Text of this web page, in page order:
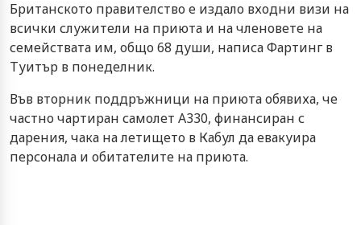
Британското правителство е издало входни визи на
всички служители на приюта и на членовете на
семействата им, общо 68 души, написа Фартинг в
Туитър в понеделник.
Във вторник поддръжници на приюта обявиха, че
частно чартиран самолет А330, финансиран с
дарения, чака на летището в Кабул да евакуира
персонала и обитателите на приюта.